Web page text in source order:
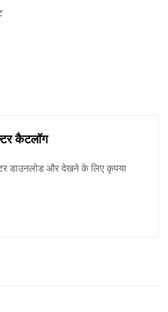
कैटलॉग
डाउनलोड और देखने के लिए कृपया